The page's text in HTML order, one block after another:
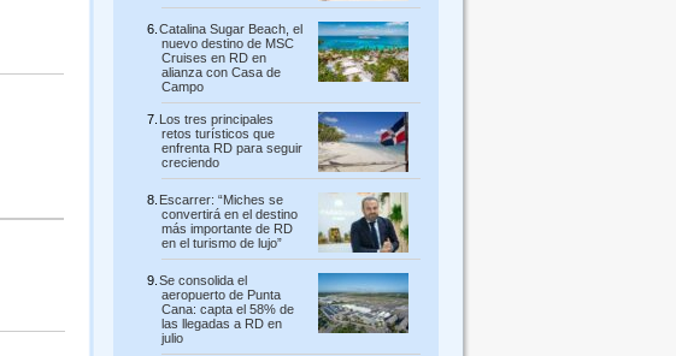
Catalina Sugar Beach, el
nuevo destino de MSC
Cruises en RD en
alianza con Casa de
Campo
Los tres principales
retos turísticos que
enfrenta RD para seguir
creciendo
Escarrer: “Miches se
convertirá en el destino
más importante de RD
en el turismo de lujo”
Se consolida el
aeropuerto de Punta
Cana: capta el 58% de
las llegadas a RD en
julio